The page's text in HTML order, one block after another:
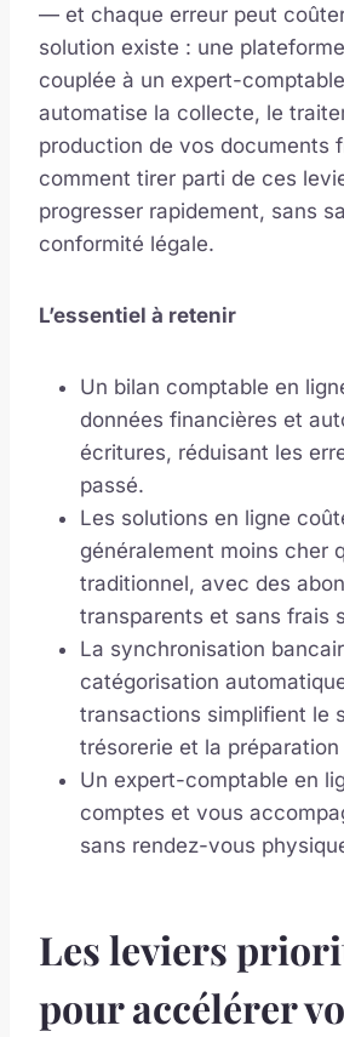
— et chaque erreur peut
solution existe : une
couplée à un expert-
automatise la collecte, le
production de vos documents
comment tirer parti de ces
progresser rapidement, sans
conformité légale.
L’essentiel à retenir
Un bilan comptable en
données financières et
écritures, réduisant les
passé.
Les solutions en ligne
généralement moins cher
traditionnel, avec des
transparents et sans frais
La synchronisation
catégorisation
transactions simplifient le
trésorerie et la préparation
Un expert-comptable en
comptes et vous
sans rendez-vous
Les leviers
pour accélérer